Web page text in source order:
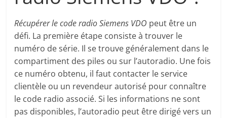
Récupérer le code radio Siemens VDO peut être un
défi. La première étape consiste à trouver le
numéro de série. Il se trouve généralement dans le
compartiment des piles ou sur l’autoradio. Une fois
ce numéro obtenu, il faut contacter le service
clientèle ou un revendeur autorisé pour connaître
le code radio associé. Si les informations ne sont
pas disponibles, l’autoradio peut être dirigé vers un